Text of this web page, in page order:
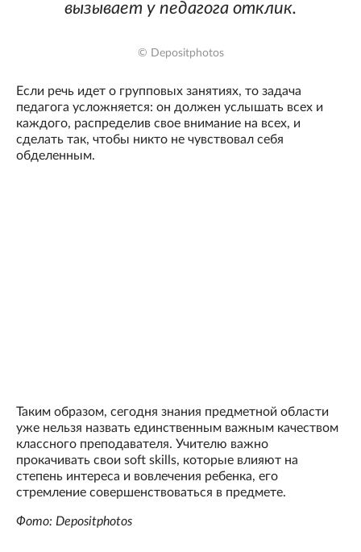
вызывает у педагога отклик.
© Depositphotos
Если речь идет о групповых занятиях, то задача
педагога усложняется: он должен услышать всех и
каждого, распределив свое внимание на всех, и
сделать так, чтобы никто не чувствовал себя
обделенным.
Таким образом, сегодня знания предметной области
уже нельзя назвать единственным важным качеством
классного преподавателя. Учителю важно
прокачивать свои soft skills, которые влияют на
степень интереса и вовлечения ребенка, его
стремление совершенствоваться в предмете.
Фото: Depositphotos